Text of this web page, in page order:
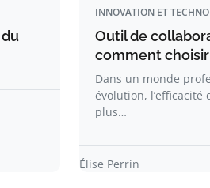
INNOVATION ET
Outil de
comment
Dans un monde
évolution,
plus…
Élise Perrin